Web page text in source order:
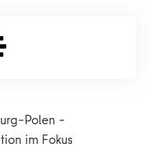
–
im Fokus